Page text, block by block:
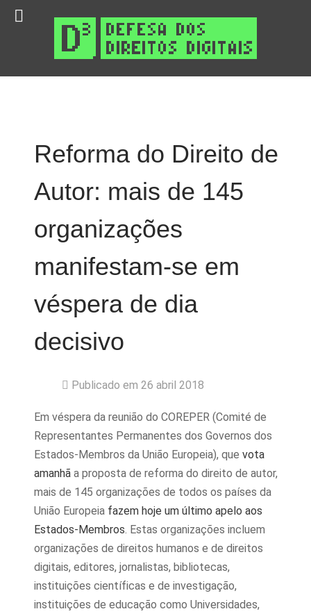
Reforma do Direito de
Autor: mais de 145
organizações
manifestam-se em
véspera de dia
decisivo
Publicado em 26 abril 2018
Em véspera da reunião do COREPER (Comité de
Representantes Permanentes dos Governos dos
Estados-Membros da União Europeia), que vota
amanhã a proposta de reforma do direito de autor,
mais de 145 organizações de todos os países da
União Europeia fazem hoje um último apelo aos
Estados-Membros. Estas organizações incluem
organizações de direitos humanos e de direitos
digitais, editores, jornalistas, bibliotecas,
instituições científicas e de investigação,
instituições de educação como Universidades,